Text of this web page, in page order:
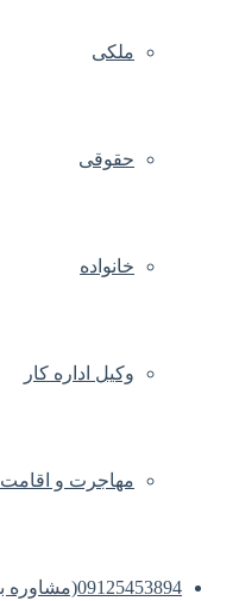
ملکی
حقوقی
خانواده
وکیل اداره کار
مهاجرت و اقامت
09125453894(مشاوره با وکیل)